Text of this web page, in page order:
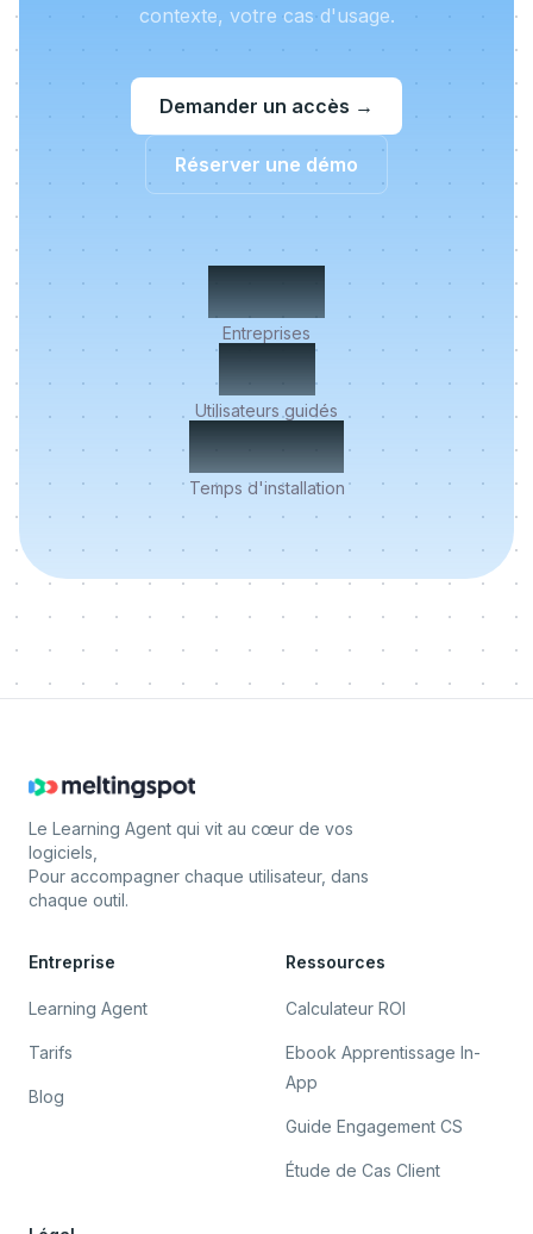
contexte, votre cas d'usage.
Demander un accès →
Réserver une démo
500+
Entreprises
2M+
Utilisateurs guidés
< 5 min
Temps d'installation
Le Learning Agent qui vit au cœur de vos
logiciels,
Pour accompagner chaque utilisateur, dans
chaque outil.
Entreprise
Learning Agent
Tarifs
Blog
Ressources
Calculateur ROI
Ebook Apprentissage In-
App
Guide Engagement CS
Étude de Cas Client